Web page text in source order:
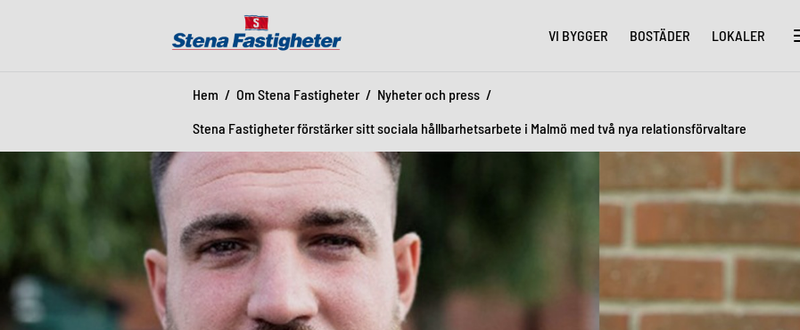
VI BYGGER BOSTÄDER LOKALER
Hem Om Stena Fastigheter
Nyheter och press
Stena Fastigheter förstärker sitt sociala hållbarhetsarbete i Malmö med två nya relationsförvaltare